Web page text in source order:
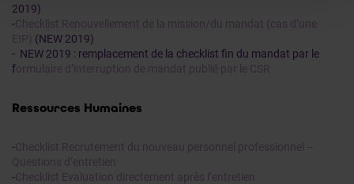
2019)
-Checklist Renouvellement de la mission/du mandat (cas d’une
EIP) (NEW 2019)
- NEW 2019 : remplacement de la checklist fin du mandat par le
formulaire d’interruption de mandat publié par le CSR
Ressources Humaines
-Checklist Recrutement du nouveau personnel professionnel –
Questions d’entretien
-Checklist Evaluation directement après l’entretien